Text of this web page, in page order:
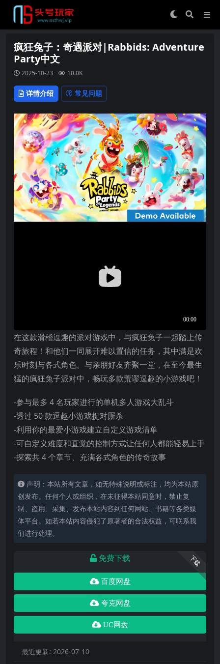
疯狂兔子：奇遇派对|Rabbids: Adventure
Party中文
2025-10-23 10.0K
详情介绍 常见问题
在这款滑稽逗趣的派对游戏中，与疯狂兔子一起踏上传
奇旅程！和他们一同展开难以置信的任务，其中满是欢
乐时刻与各式角色。与亲朋好友齐聚一堂，在至今最生
猛的疯狂兔子派对中，畅玩多款荒谬逗趣的小游戏吧！
-参与最多 4 名玩家进行的单机多人游戏大乱斗
-透过 50 款逗趣小游戏捉对厮杀
-利用你的最爱小游戏建立自定义游戏清单
-可自定义难度和直觉的控制方式让任何人都能轻易上手
-探索共 4 个章节、充满各式角色的传奇故事
声明：本站所有文章，如无特殊说明或标注，均为本站原
创发布。任何个人或组织，在未征得本站同意时，禁止复
制、盗用、采集、发布本站内容到任何网站、书籍等各类媒
体平台。如若本站内容侵犯了原著者的合法权益，可联系我
们进行处理。
下载
免费下载
百度网盘
夸克网盘
UC网盘
最近更新: 2026-07-10